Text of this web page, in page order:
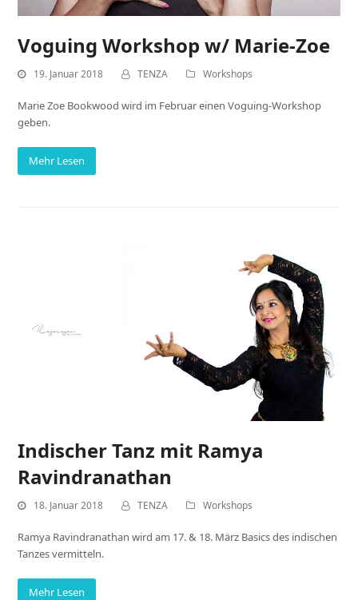
Voguing Workshop w/ Marie-Zoe
19. Januar 2018 TENZA Workshops
Marie Zoe Bookwood wird im Februar einen Voguing-Workshop
geben.
Mehr Lesen
Indischer Tanz mit Ramya
Ravindranathan
18. Januar 2018 TENZA Workshops
Ramya Ravindranathan wird am 17. & 18. März Basics des indischen
Tanzes vermitteln.
Mehr Lesen